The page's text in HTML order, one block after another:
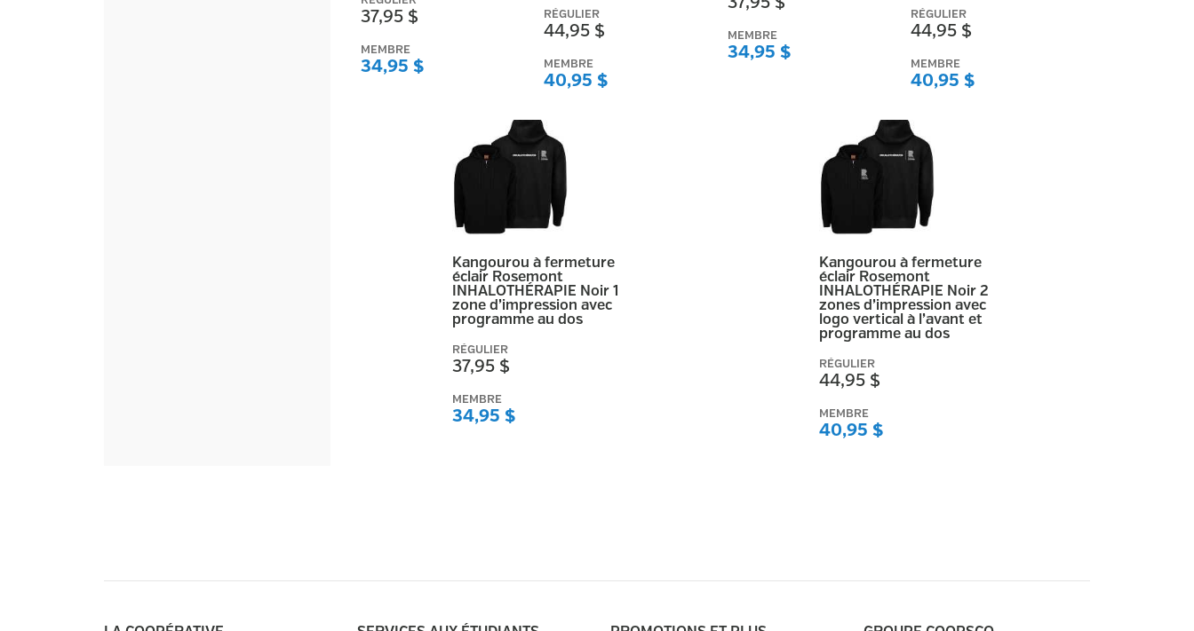
37,95 $
MEMBRE
34,95 $
RÉGULIER
44,95 $
MEMBRE
40,95 $
37,95 $
MEMBRE
34,95 $
RÉGULIER
44,95 $
MEMBRE
40,95 $
Kangourou à fermeture
éclair Rosemont
INHALOTHÉRAPIE Noir 1
zone d’impression avec
programme au dos
RÉGULIER
37,95 $
MEMBRE
34,95 $
Kangourou à fermeture
éclair Rosemont
INHALOTHÉRAPIE Noir 2
zones d’impression avec
logo vertical à l’avant et
programme au dos
RÉGULIER
44,95 $
MEMBRE
40,95 $